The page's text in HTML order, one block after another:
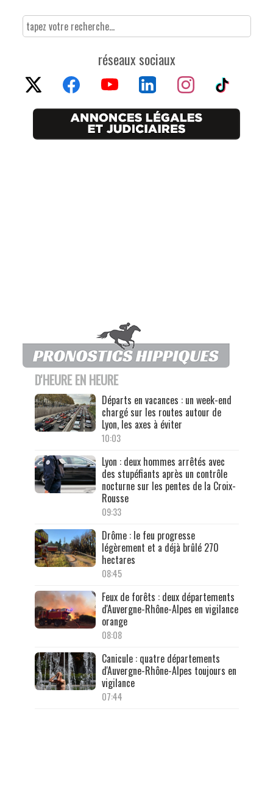
réseaux sociaux
D'HEURE EN HEURE
Départs en vacances : un week-end
chargé sur les routes autour de
Lyon, les axes à éviter
10:03
Lyon : deux hommes arrêtés avec
des stupéfiants après un contrôle
nocturne sur les pentes de la Croix-
Rousse
09:33
Drôme : le feu progresse
légèrement et a déjà brûlé 270
hectares
08:45
Feux de forêts : deux départements
d'Auvergne-Rhône-Alpes en vigilance
orange
08:08
Canicule : quatre départements
d'Auvergne-Rhône-Alpes toujours en
vigilance
07:44